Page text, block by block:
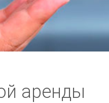
аренды